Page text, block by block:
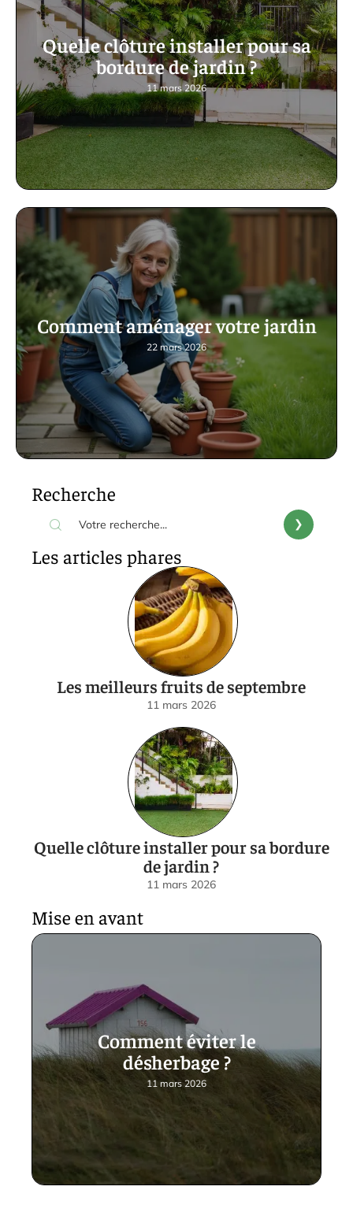
Quelle clôture installer pour sa
bordure de jardin ?
11 mars 2026
Comment aménager votre jardin
22 mars 2026
Recherche
Les articles phares
Les meilleurs fruits de septembre
11 mars 2026
Quelle clôture installer pour sa bordure
de jardin ?
11 mars 2026
Mise en avant
Comment éviter le
désherbage ?
11 mars 2026